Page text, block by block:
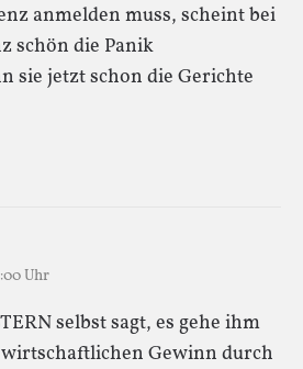
anmelden muss, scheint bei
schön die Panik
sie jetzt schon die Gerichte
Uhr
selbst sagt, es gehe ihm
Gewinn durch